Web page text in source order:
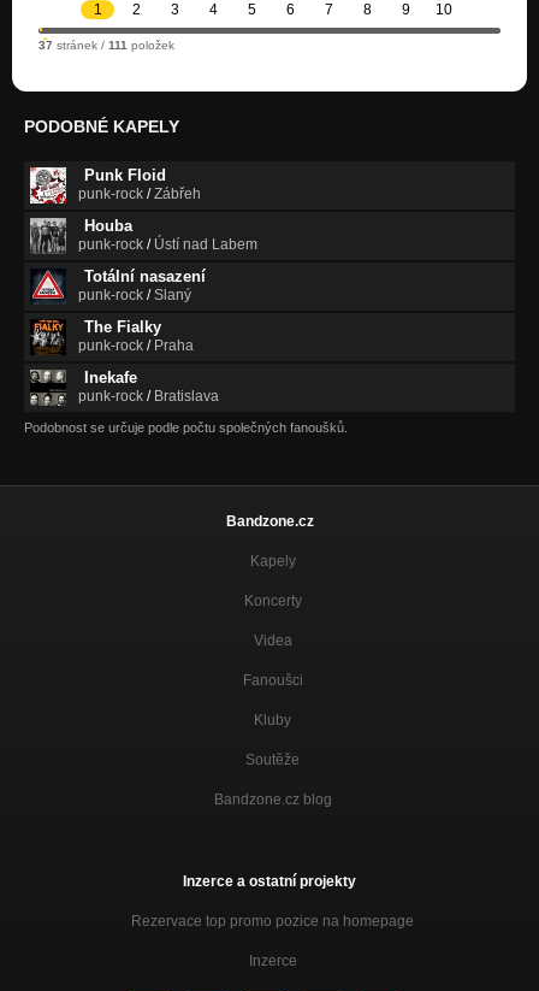
1 2 3 4 5 6 7 8 9 10
37 stránek / 111 položek
PODOBNÉ KAPELY
Punk Floid
punk-rock /Zábřeh
Houba
punk-rock / Ústí nad Labem
Totální nasazení
punk-rock /Slaný
The Fialky
punk-rock / Praha
Inekafe
punk-rock / Bratislava
Podobnost se určuje podle počtu společných fanoušků.
Bandzone.cz
Kapely
Koncerty
Videa
Fanoušci
Kluby
Soutěže
Bandzone.cz blog
Inzerce a ostatní projekty
Rezervace top promo pozice na homepage
Inzerce